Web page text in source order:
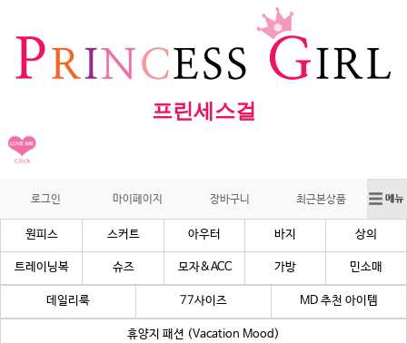
프린세스걸
로그인 마이페이지 장바구니 최근본상품
원피스 스커트 아우터 바지 상의
트레이닝복 슈즈 모자&ACC 가방 민소매
데일리룩 77사이즈 MD 추천 아이템
휴양지 패션 (Vacation Mood)